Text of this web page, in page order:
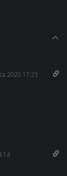
2020 17:23